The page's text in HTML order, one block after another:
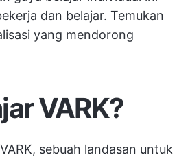
dan belajar. Temukan
yang mendorong
VARK?
sebuah landasan untuk